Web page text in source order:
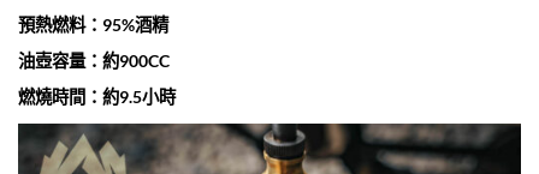
預熱燃料：95%酒精
油壺容量：約900CC
燃燒時間：約9.5小時